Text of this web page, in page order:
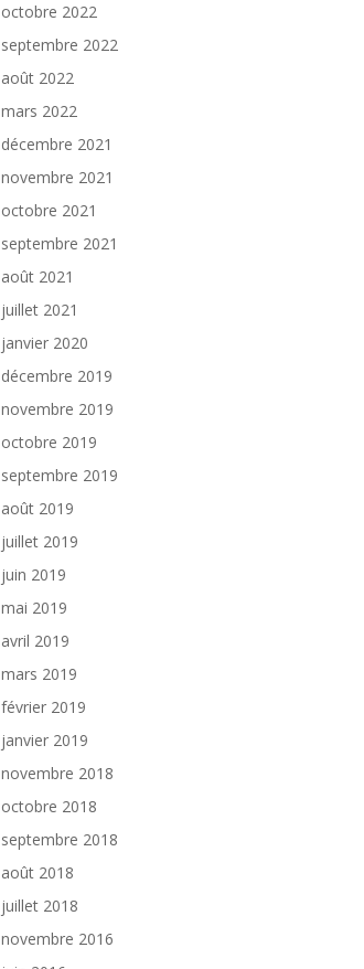
octobre 2022
septembre 2022
août 2022
mars 2022
décembre 2021
novembre 2021
octobre 2021
septembre 2021
août 2021
juillet 2021
janvier 2020
décembre 2019
novembre 2019
octobre 2019
septembre 2019
août 2019
juillet 2019
juin 2019
mai 2019
avril 2019
mars 2019
février 2019
janvier 2019
novembre 2018
octobre 2018
septembre 2018
août 2018
juillet 2018
novembre 2016